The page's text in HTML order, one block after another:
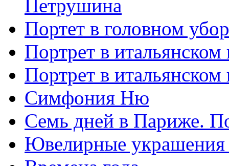
Петрушина
Портет в головном
Портрет в
Портрет в
Симфония Ню
Семь дней в Париже.
Ювелирные украшения